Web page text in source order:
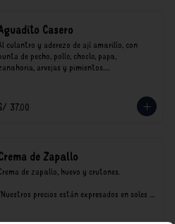
Casero
culantro y aderezo de ají amarillo, con
de pecho, pollo, choclo, papa,
arvejas y pimientos.
impuestos de ley y recargo al
37.00
de Zapallo
de zapallo, huevo y crutones.
precios están expresados en soles e